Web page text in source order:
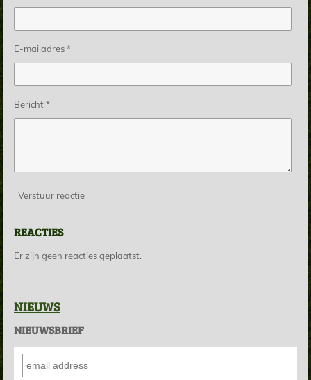
E-mailadres *
Bericht *
Verstuur reactie
REACTIES
Er zijn geen reacties geplaatst.
NIEUWS
NIEUWSBRIEF